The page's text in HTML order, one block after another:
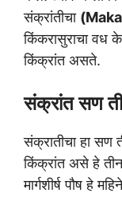
संक्रांतीचा
किंकरासुराचा वध
किंक्रांत असते.
संक्रांत सण
संक्रातीचा हा सण
किंक्रांत असे हे
मार्गशीर्ष पौष हे